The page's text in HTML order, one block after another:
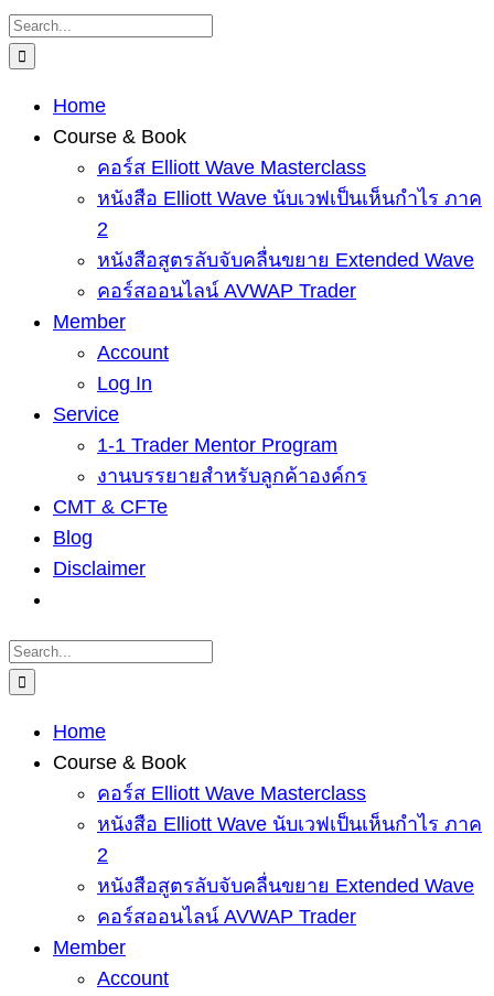
Skip
to
Search
for:
Home
Course & Book
คอร์ส Elliott Wave Masterclass
หนังสือ Elliott Wave นับเวฟเป็นเห็นกำไร ภาค
2
หนังสือสูตรลับจับคลื่นขยาย Extended Wave
คอร์สออนไลน์ AVWAP Trader
Member
Account
Log In
Service
1-1 Trader Mentor Program
งานบรรยายสำหรับลูกค้าองค์กร
CMT & CFTe
Blog
Disclaimer
Search
for:
Home
Course & Book
คอร์ส Elliott Wave Masterclass
หนังสือ Elliott Wave นับเวฟเป็นเห็นกำไร ภาค
2
หนังสือสูตรลับจับคลื่นขยาย Extended Wave
คอร์สออนไลน์ AVWAP Trader
Member
Account